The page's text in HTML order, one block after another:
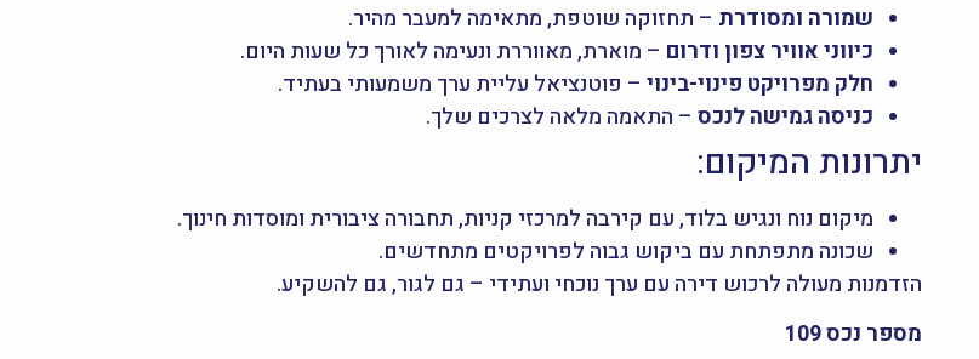
שמורה ומסודרת – תחזוקה שוטפת, מתאימה למעבר מהיר.
כיווני אוויר צפון ודרום – מוארת, מאווררת ונעימה לאורך כל שעות היום.
חלק מפרויקט פינוי-בינוי – פוטנציאל עליית ערך משמעותי בעתיד.
כניסה גמישה לנכס – התאמה מלאה לצרכים שלך.
יתרונות המיקום:
מיקום נוח ונגיש בלוד, עם קירבה למרכזי קניות, תחבורה ציבורית ומוסדות חינוך.
שכונה מתפתחת עם ביקוש גבוה לפרויקטים מתחדשים.
הזדמנות מעולה לרכוש דירה עם ערך נוכחי ועתידי – גם לגור, גם להשקיע.
מספר נכס 109